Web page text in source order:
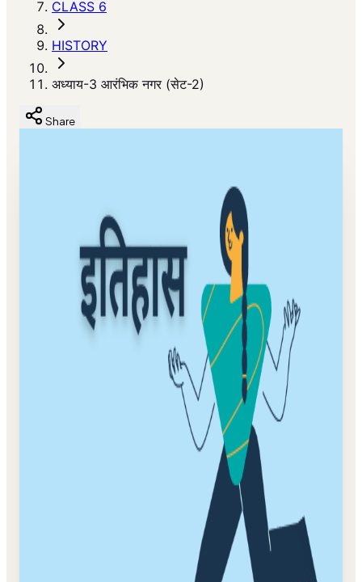
CLASS 6
HISTORY
अध्याय-3 आरंभिक नगर (सेट-2)
Share